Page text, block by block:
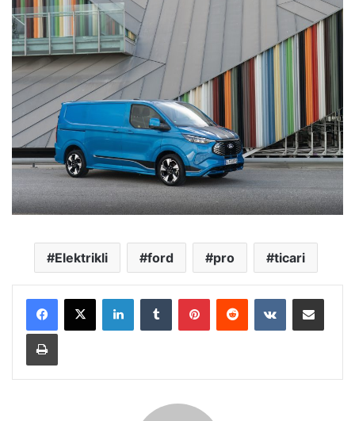
Elektrikli ford pro ticari
LinkedInTumblr PinterestReddit VKontakteE-Posta ile paylaş
Yazdır